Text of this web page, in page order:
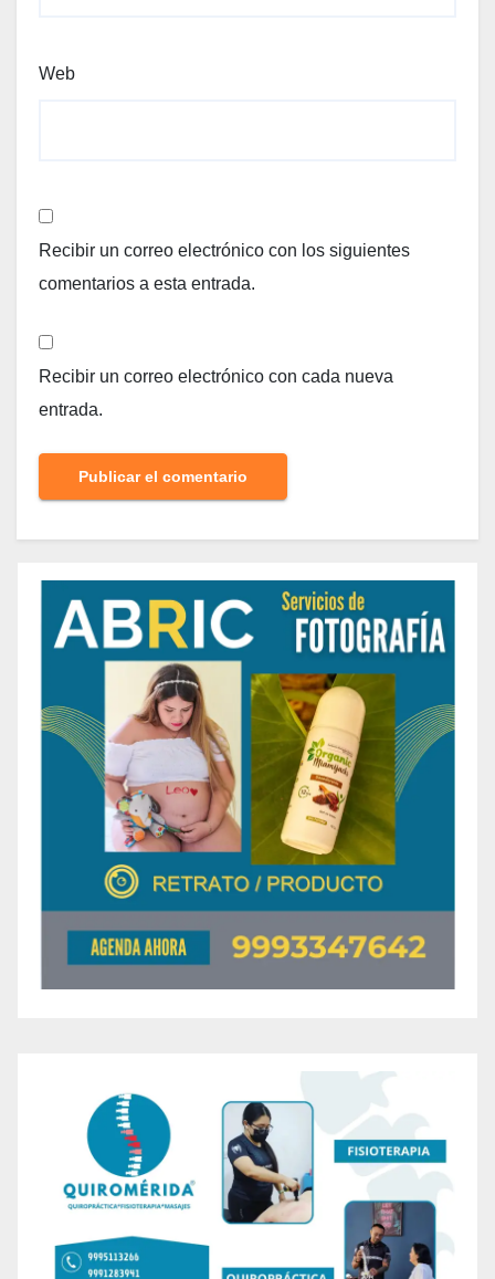
Web
Recibir un correo electrónico con los siguientes
comentarios a esta entrada.
Recibir un correo electrónico con cada nueva
entrada.